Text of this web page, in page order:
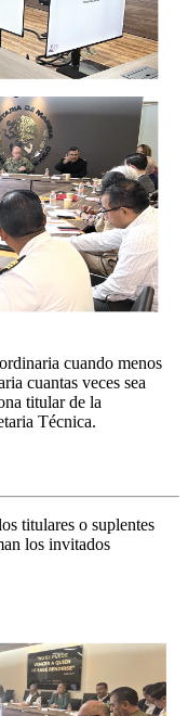
cuando menos
cuantas veces sea
titular de la
Técnica.
titulares o suplentes
los invitados